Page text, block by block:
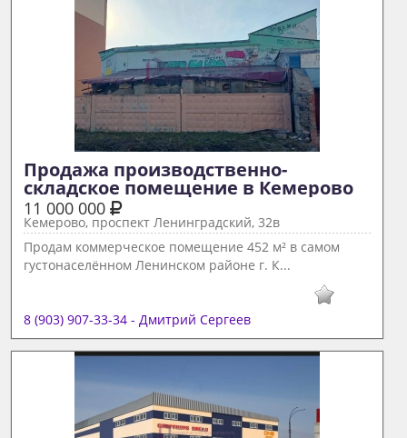
Продажа производственно-
складское помещение в Кемерово
11 000 000
Кемерово, проспект Ленинградский, 32в
Продам коммерческое помещение 452 м² в самом
густонаселённом Ленинском районе г. К...
8 (903) 907-33-34 - Дмитрий Сергеев